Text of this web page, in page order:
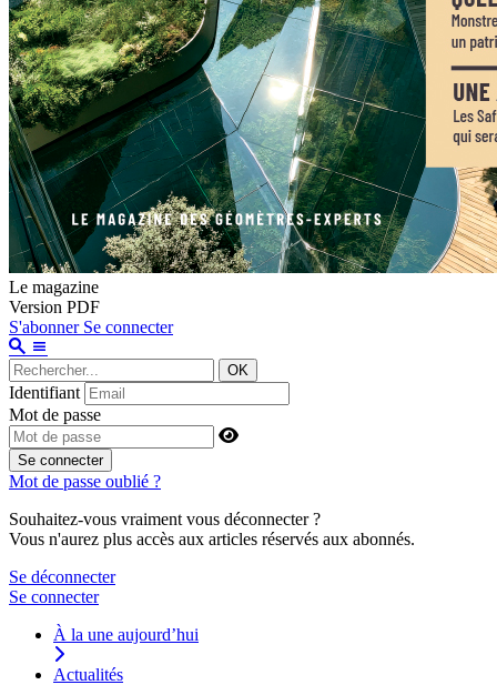
Le magazine
Version PDF
S'abonner Se connecter
OK
Identifiant
Mot de passe
Se connecter
Mot de passe oublié ?
Souhaitez-vous vraiment vous déconnecter ?
Vous n'aurez plus accès aux articles réservés aux abonnés.
Se déconnecter
Se connecter
À la une aujourd’hui
Actualités